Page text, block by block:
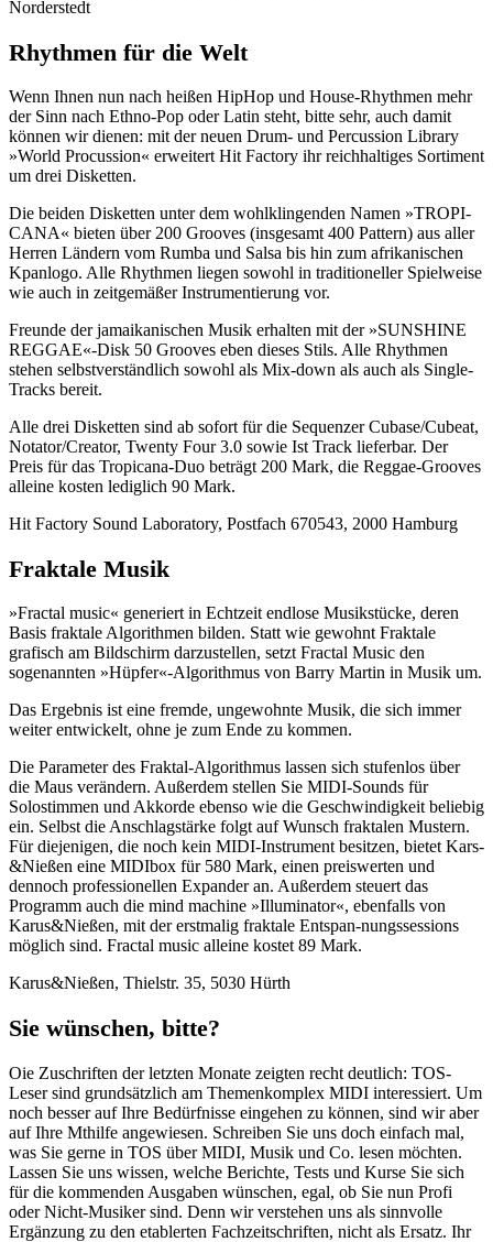
Norderstedt
Rhythmen für die Welt
Wenn Ihnen nun nach heißen HipHop und House-Rhythmen mehr
der Sinn nach Ethno-Pop oder Latin steht, bitte sehr, auch damit
können wir dienen: mit der neuen Drum- und Percussion Library
»World Procussion« erweitert Hit Factory ihr reichhaltiges Sortiment
um drei Disketten.
Die beiden Disketten unter dem wohlklingenden Namen »TROPI-
CANA« bieten über 200 Grooves (insgesamt 400 Pattern) aus aller
Herren Ländern vom Rumba und Salsa bis hin zum afrikanischen
Kpanlogo. Alle Rhythmen liegen sowohl in traditioneller Spielweise
wie auch in zeitgemäßer Instrumentierung vor.
Freunde der jamaikanischen Musik erhalten mit der »SUNSHINE
REGGAE«-Disk 50 Grooves eben dieses Stils. Alle Rhythmen
stehen selbstverständlich sowohl als Mix-down als auch als Single-
Tracks bereit.
Alle drei Disketten sind ab sofort für die Sequenzer Cubase/Cubeat,
Notator/Creator, Twenty Four 3.0 sowie Ist Track lieferbar. Der
Preis für das Tropicana-Duo beträgt 200 Mark, die Reggae-Grooves
alleine kosten lediglich 90 Mark.
Hit Factory Sound Laboratory, Postfach 670543, 2000 Hamburg
Fraktale Musik
»Fractal music« generiert in Echtzeit endlose Musikstücke, deren
Basis fraktale Algorithmen bilden. Statt wie gewohnt Fraktale
grafisch am Bildschirm darzustellen, setzt Fractal Music den
sogenannten »Hüpfer«-Algorithmus von Barry Martin in Musik um.
Das Ergebnis ist eine fremde, ungewohnte Musik, die sich immer
weiter entwickelt, ohne je zum Ende zu kommen.
Die Parameter des Fraktal-Algorithmus lassen sich stufenlos über
die Maus verändern. Außerdem stellen Sie MIDI-Sounds für
Solostimmen und Akkorde ebenso wie die Geschwindigkeit beliebig
ein. Selbst die Anschlagstärke folgt auf Wunsch fraktalen Mustern.
Für diejenigen, die noch kein MIDI-Instrument besitzen, bietet Kars-
&Nießen eine MIDIbox für 580 Mark, einen preiswerten und
dennoch professionellen Expander an. Außerdem steuert das
Programm auch die mind machine »Illuminator«, ebenfalls von
Karus&Nießen, mit der erstmalig fraktale Entspan-nungssessions
möglich sind. Fractal music alleine kostet 89 Mark.
Karus&Nießen, Thielstr. 35, 5030 Hürth
Sie wünschen, bitte?
Oie Zuschriften der letzten Monate zeigten recht deutlich: TOS-
Leser sind grundsätzlich am Themenkomplex MIDI interessiert. Um
noch besser auf Ihre Bedürfnisse eingehen zu können, sind wir aber
auf Ihre Mthilfe angewiesen. Schreiben Sie uns doch einfach mal,
was Sie gerne in TOS über MIDI, Musik und Co. lesen möchten.
Lassen Sie uns wissen, welche Berichte, Tests und Kurse Sie sich
für die kommenden Ausgaben wünschen, egal, ob Sie nun Profi
oder Nicht-Musiker sind. Denn wir verstehen uns als sinnvolle
Ergänzung zu den etablerten Fachzeitschriften, nicht als Ersatz. Ihr